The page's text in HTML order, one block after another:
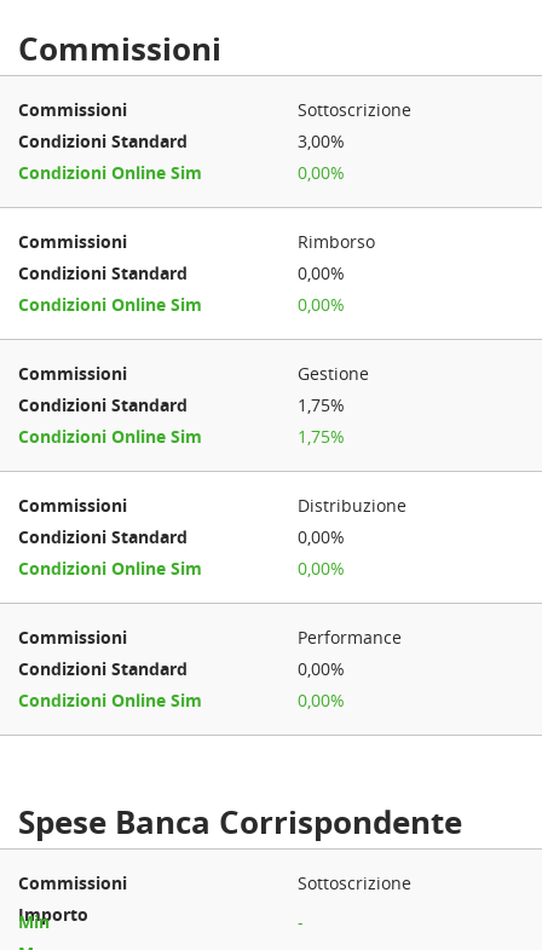
Commissioni
Sottoscrizione
3,00%
0,00%
Rimborso
0,00%
0,00%
Gestione
1,75%
1,75%
Distribuzione
0,00%
0,00%
Performance
0,00%
0,00%
Spese Banca Corrispondente
Sottoscrizione
-